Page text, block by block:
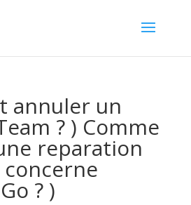
annuler un
? ) Comme
reparation
? )